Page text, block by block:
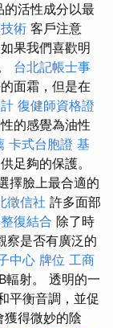
的活性成分以最
術 客戶注意
果我們喜歡明
台北記帳士事
面霜，但是在
復健師資格證
的感覺為油性
卡式台胞證 基
足夠的保護。
擇臉上最合適的
徵信社 許多面部
復結合 除了時
察是否有廣泛的
中心 牌位 工商
輻射。 透明的一
平衡音調，並促
獲得微妙的陰